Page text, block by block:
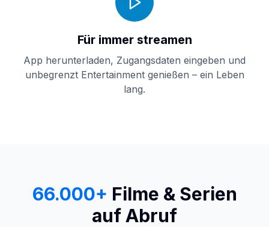
Für immer streamen
App herunterladen, Zugangsdaten eingeben und
unbegrenzt Entertainment genießen – ein Leben
lang.
66.000+ Filme & Serien
auf Abruf